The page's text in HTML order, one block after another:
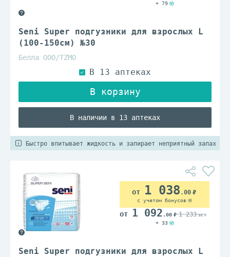
Seni Super подгузники для взрослых L
(100-150см) №30
Белла ООО/TZМО
В наличии в 13 аптеках
+ 79
Быстро впитывает жидкость и запирает неприятный запах
Seni Super подгузники для взрослых L
1 038 .00
с учетом бонусов
1 092 .00 1 233.00
+ 33